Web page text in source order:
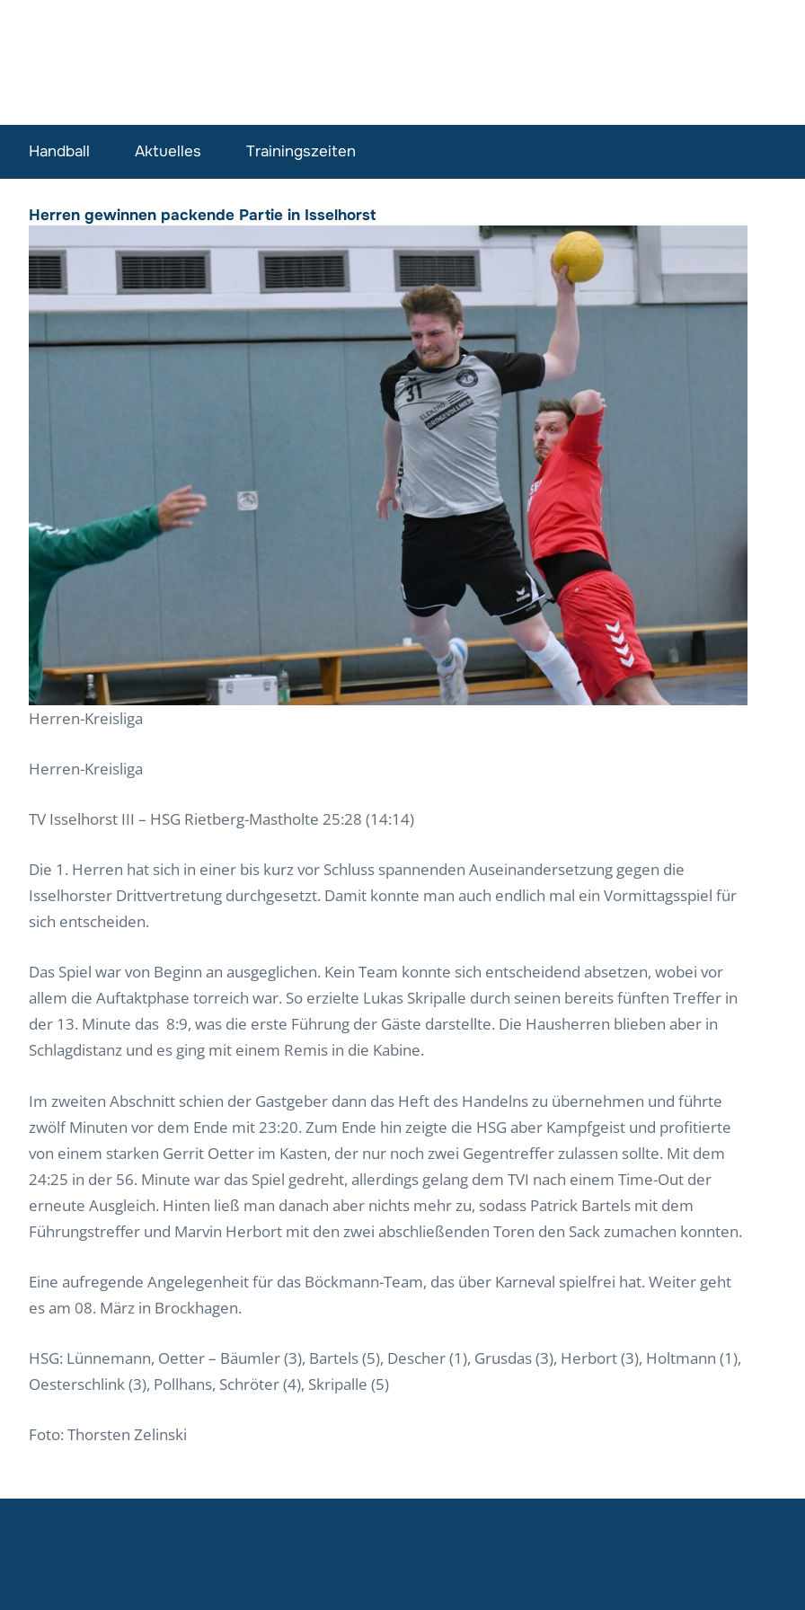
Handball Aktuelles Trainingszeiten
Herren gewinnen packende Partie in Isselhorst
Herren-Kreisliga
Herren-Kreisliga
TV Isselhorst III – HSG Rietberg-Mastholte 25:28 (14:14)
Die 1. Herren hat sich in einer bis kurz vor Schluss spannenden Auseinandersetzung gegen die
Isselhorster Drittvertretung durchgesetzt. Damit konnte man auch endlich mal ein Vormittagsspiel für
sich entscheiden.
Das Spiel war von Beginn an ausgeglichen. Kein Team konnte sich entscheidend absetzen, wobei vor
allem die Auftaktphase torreich war. So erzielte Lukas Skripalle durch seinen bereits fünften Treffer in
der 13. Minute das 8:9, was die erste Führung der Gäste darstellte. Die Hausherren blieben aber in
Schlagdistanz und es ging mit einem Remis in die Kabine.
Im zweiten Abschnitt schien der Gastgeber dann das Heft des Handelns zu übernehmen und führte
zwölf Minuten vor dem Ende mit 23:20. Zum Ende hin zeigte die HSG aber Kampfgeist und profitierte
von einem starken Gerrit Oetter im Kasten, der nur noch zwei Gegentreffer zulassen sollte. Mit dem
24:25 in der 56. Minute war das Spiel gedreht, allerdings gelang dem TVI nach einem Time-Out der
erneute Ausgleich. Hinten ließ man danach aber nichts mehr zu, sodass Patrick Bartels mit dem
Führungstreffer und Marvin Herbort mit den zwei abschließenden Toren den Sack zumachen konnten.
Eine aufregende Angelegenheit für das Böckmann-Team, das über Karneval spielfrei hat. Weiter geht
es am 08. März in Brockhagen.
HSG: Lünnemann, Oetter – Bäumler (3), Bartels (5), Descher (1), Grusdas (3), Herbort (3), Holtmann (1),
Oesterschlink (3), Pollhans, Schröter (4), Skripalle (5)
Foto: Thorsten Zelinski